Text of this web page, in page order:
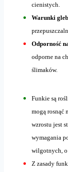
cienistych.
Warunki
Odporność
odporne na
ślimaków.
Funkie są
mogą rosnąć
wzrostu jest
wymagania
wilgotnych, o
Z zasady